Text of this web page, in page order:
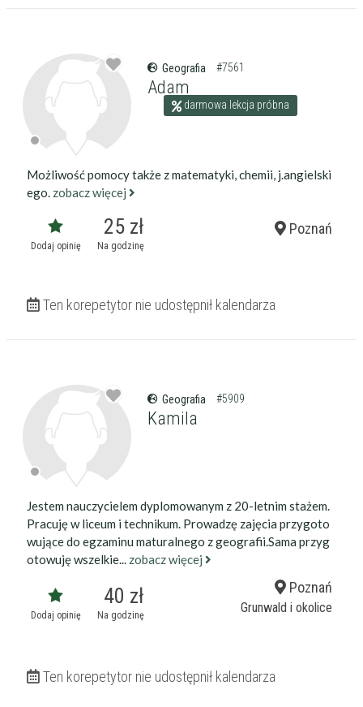
Geografia #7561
Adam
darmowa lekcja próbna
Możliwość pomocy także z matematyki, chemii, j.angielski
ego. zobacz więcej
Dodaj opinię
25 zł
Na godzinę
Poznań
Ten korepetytor nie udostępnił kalendarza
Geografia #5909
Kamila
Jestem nauczycielem dyplomowanym z 20-letnim stażem.
Pracuję w liceum i technikum. Prowadzę zajęcia przygoto
wujące do egzaminu maturalnego z geografii.Sama przyg
otowuję wszelkie... zobacz więcej
Dodaj opinię
40 zł
Na godzinę
Poznań
Grunwald i okolice
Ten korepetytor nie udostępnił kalendarza